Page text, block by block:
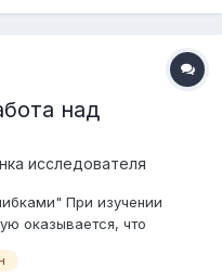
над
исследователя
При изучении
оказывается, что